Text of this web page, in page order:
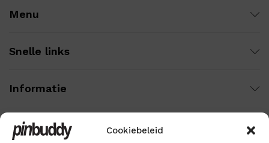
Cookiebeleid
Menu
Snelle links
Informatie